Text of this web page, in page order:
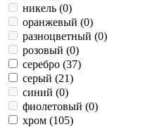
никель (0)
оранжевый (0)
разноцветный (0)
розовый (0)
серебро (37)
серый (21)
синий (0)
фиолетовый (0)
хром (105)